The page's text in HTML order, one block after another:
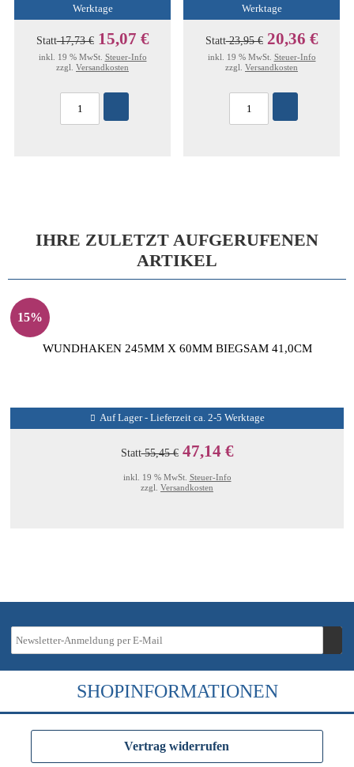
Werktage
Statt17,73 € 15,07 €
inkl. 19 % MwSt. Steuer-Info
zzgl. Versandkosten
Werktage
Statt23,95 € 20,36 €
inkl. 19 % MwSt. Steuer-Info
zzgl. Versandkosten
IHRE ZULETZT AUFGERUFENEN
ARTIKEL
15%
WUNDHAKEN 245MM X 60MM BIEGSAM 41,0CM
Auf Lager - Lieferzeit ca. 2-5 Werktage
Statt55,45 € 47,14 €
inkl. 19 % MwSt. Steuer-Info
zzgl. Versandkosten
SHOPINFORMATIONEN
Vertrag widerrufen